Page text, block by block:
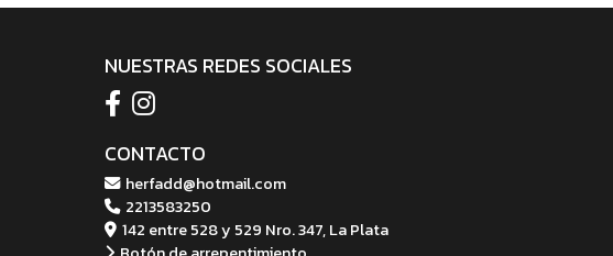
NUESTRAS REDES SOCIALES
CONTACTO
herfadd@hotmail.com
2213583250
142 entre 528 y 529 Nro. 347, La Plata